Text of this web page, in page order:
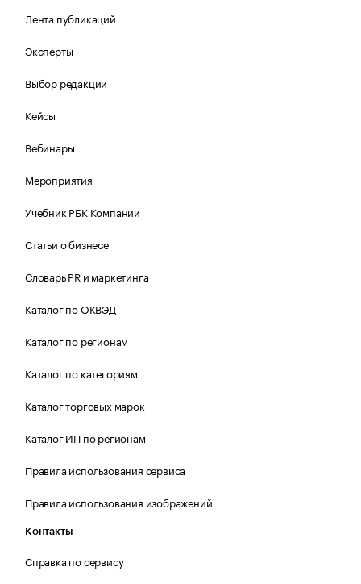
Лента публикаций
Эксперты
Выбор редакции
Кейсы
Вебинары
Мероприятия
Учебник РБК Компании
Статьи о бизнесе
Словарь PR и маркетинга
Каталог по ОКВЭД
Каталог по регионам
Каталог по категориям
Каталог торговых марок
Каталог ИП по регионам
Правила использования сервиса
Правила использования изображений
Контакты
Справка по сервису